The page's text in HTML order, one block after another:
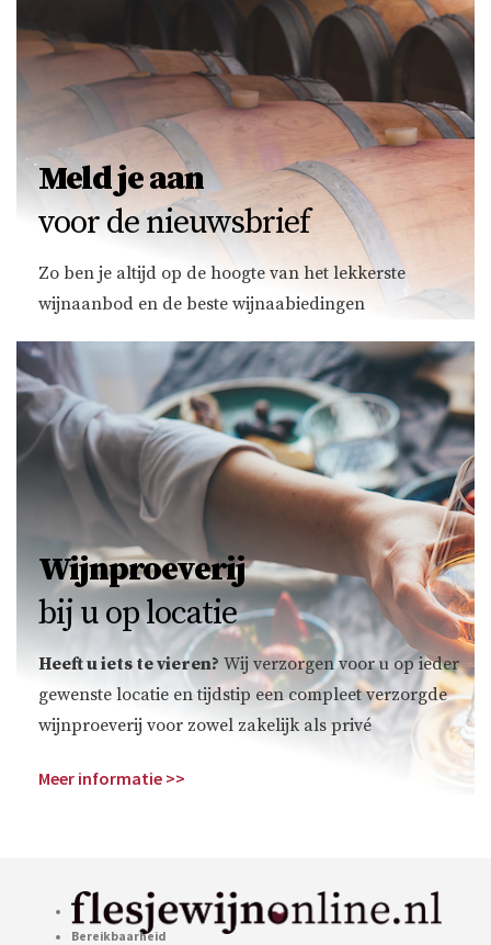
Meld je aan
voor de nieuwsbrief
Zo ben je altijd op de hoogte van het lekkerste
wijnaanbod en de beste wijnaabiedingen
Wijnproeverij
bij u op locatie
Heeft u iets te vieren? Wij verzorgen voor u op ieder
gewenste locatie en tijdstip een compleet verzorgde
wijnproeverij voor zowel zakelijk als privé
Meer informatie >>
Bereikbaarheid